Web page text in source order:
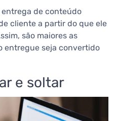
entrega de conteúdo
cliente a partir do que ele
são maiores as
entregue seja convertido
e soltar